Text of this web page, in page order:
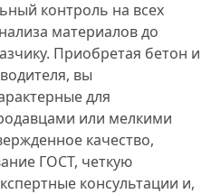
контроль на всех
материалов до
Приобретая бетон и
вы
для
или мелкими
качество,
ГОСТ, четкую
консультации и,